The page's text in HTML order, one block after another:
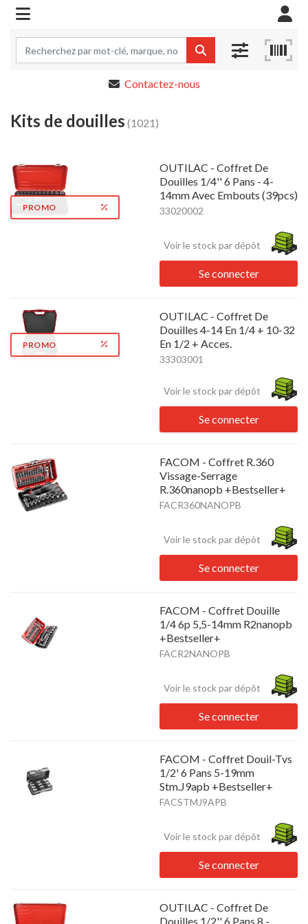
Contactez-nous
Kits de douilles (1021)
PROMO
OUTILAC - Coffret De
Douilles 1/4'' 6 Pans - 4-
14mm Avec Embouts (39pcs)
33020002
Voir le stock par dépôt
Se connecter
PROMO
OUTILAC - Coffret De
Douilles 4-14 En 1/4 + 10-32
En 1/2 + Acces.
33303001
Voir le stock par dépôt
Se connecter
FACOM - Coffret R.360
Vissage-Serrage
R.360nanopb +Bestseller+
FACR360NANOPB
Voir le stock par dépôt
Se connecter
FACOM - Coffret Douille
1/4 6p 5,5-14mm R2nanopb
+Bestseller+
FACR2NANOPB
Voir le stock par dépôt
Se connecter
FACOM - Coffret Douil-Tvs
1/2' 6 Pans 5-19mm
Stm.J9apb +Bestseller+
FACSTMJ9APB
Voir le stock par dépôt
Se connecter
OUTILAC - Coffret De
Douilles 1/2'' 6 Pans 8 -